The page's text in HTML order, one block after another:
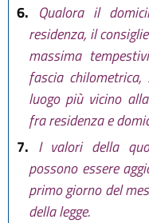
6. Qualora il
residenza, il
massima
fascia
luogo più vicino
fra residenza e
7. I valori della
possono essere
primo giorno del
della legge.